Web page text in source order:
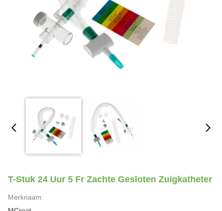
T-Stuk 24 Uur 5 Fr Zachte Gesloten Zuigkatheter
Merknaam: